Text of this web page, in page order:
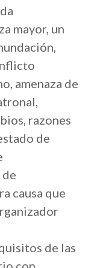
mayor, un
amenaza de
razones
de
causa que
de las